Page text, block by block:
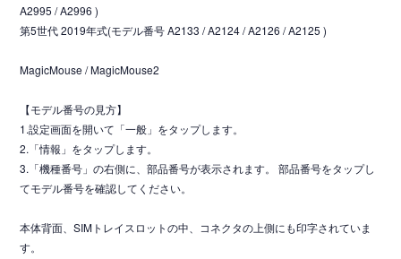
A2995 / A2996 )
第5世代 2019年式(モデル番号 A2133 / A2124 / A2126 / A2125 )
MagicMouse / MagicMouse2
【モデル番号の見方】
1.設定画面を開いて「一般」をタップします。
2.「情報」をタップします。
3.「機種番号」の右側に、部品番号が表示されます。 部品番号をタップし
てモデル番号を確認してください。
本体背面、SIMトレイスロットの中、コネクタの上側にも印字されていま
す。